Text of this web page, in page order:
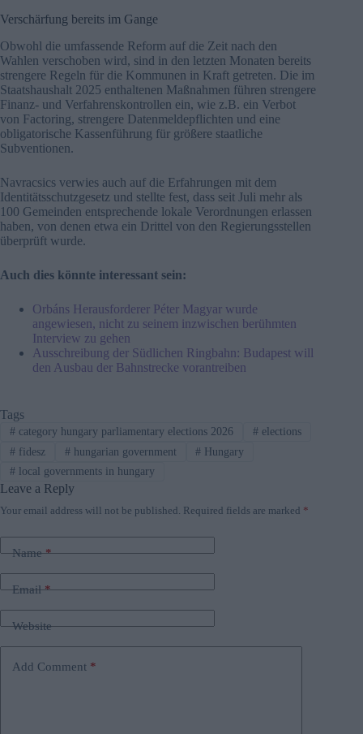
Verschärfung bereits im Gange
Obwohl die umfassende Reform auf die Zeit nach den
Wahlen verschoben wird, sind in den letzten Monaten bereits
strengere Regeln für die Kommunen in Kraft getreten. Die im
Staatshaushalt 2025 enthaltenen Maßnahmen führen strengere
Finanz- und Verfahrenskontrollen ein, wie z.B. ein Verbot
von Factoring, strengere Datenmeldepflichten und eine
obligatorische Kassenführung für größere staatliche
Subventionen.
Navracsics verwies auch auf die Erfahrungen mit dem
Identitätsschutzgesetz und stellte fest, dass seit Juli mehr als
100 Gemeinden entsprechende lokale Verordnungen erlassen
haben, von denen etwa ein Drittel von den Regierungsstellen
überprüft wurde.
Auch dies könnte interessant sein:
Orbáns Herausforderer Péter Magyar wurde
angewiesen, nicht zu seinem inzwischen berühmten
Interview zu gehen
Ausschreibung der Südlichen Ringbahn: Budapest will
den Ausbau der Bahnstrecke vorantreiben
Tags
#category hungary parliamentary elections 2026 #elections
#fidesz #hungarian government # Hungary
#local governments in hungary
Leave a Reply
Your email address will not be published. Required fields are marked *
Name*
Email*
Website
Add Comment *